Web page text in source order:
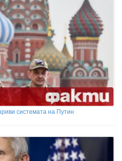
системата на Путин